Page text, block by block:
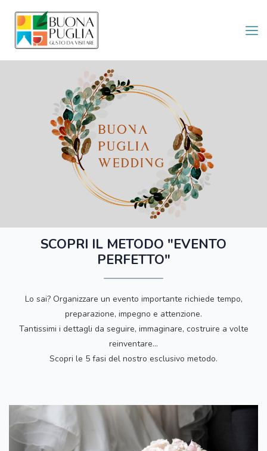
SCOPRI IL METODO "EVENTO
PERFETTO"
Lo sai? Organizzare un evento importante richiede tempo,
preparazione, impegno e attenzione.
Tantissimi i dettagli da seguire, immaginare, costruire a volte
reinventare…
Scopri le 5 fasi del nostro esclusivo metodo.